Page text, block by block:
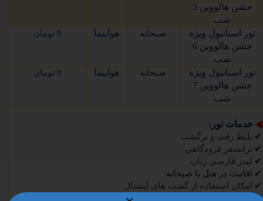
جشن هالووین 5
شب
تور استانبول ویژه
جشن هالووین 6
شب
صبحانه هواپیما 0 تومان
تور استانبول ویژه
جشن هالووین 7
شب
صبحانه هواپیما 0 تومان
◀ خدمات تور:
✔ بلیط رفت و برگشت
✔ ترانسفر فرودگاهی
✔ لیدر فارسی زبان
✔
اقامت در هتل با صبحانه
✔
امکان استفاده از گشت های آپشنال
✔